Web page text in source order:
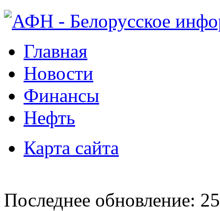
Главная
Новости
Финансы
Нефть
Карта сайта
Последнее обновление: